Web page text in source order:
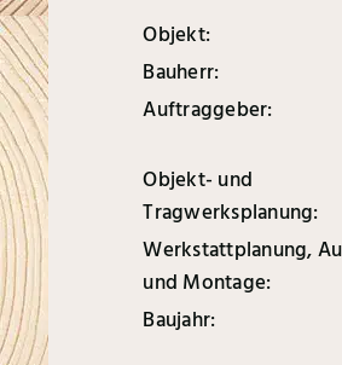
Objekt:
Bauherr:
Auftraggeber:
Objekt- und
Tragwerksplanung:
Werkstattplanung,
und Montage:
Baujahr: